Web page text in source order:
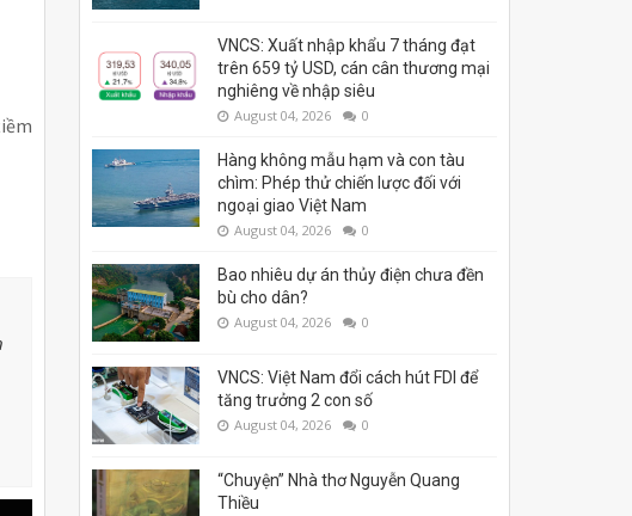
VNCS: Xuất nhập khẩu 7 tháng đạt
trên 659 tỷ USD, cán cân thương mại
nghiêng về nhập siêu
August 04, 2026 0
Hàng không mẫu hạm và con tàu
chìm: Phép thử chiến lược đối với
ngoại giao Việt Nam
August 04, 2026 0
Bao nhiêu dự án thủy điện chưa đền
bù cho dân?
August 04, 2026 0
VNCS: Việt Nam đổi cách hút FDI để
tăng trưởng 2 con số
August 04, 2026 0
“Chuyện” Nhà thơ Nguyễn Quang
Thiều